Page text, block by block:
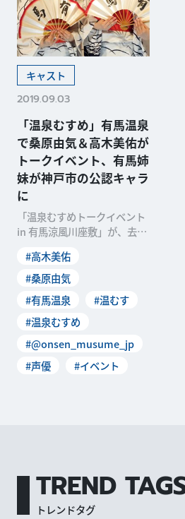
キャスト
2019.09.03
「温泉むすめ」有馬温泉
で桑原由気＆高木美佑が
トークイベント、有馬姉
妹が神戸市の公認キャラ
に
「温泉むすめトークイベント
in 有馬涼風川座敷」が、去る
親水公園で開
#高木美佑
#桑原由気
#有馬温泉
#温むす
#温泉むすめ
#@onsen_musume_jp
#声優
#イベント
TREND
トレンドタグ